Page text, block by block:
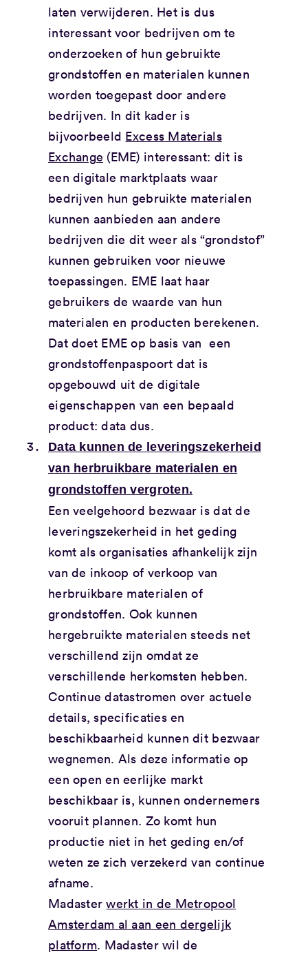
laten verwijderen. Het is dus
interessant voor bedrijven om te
onderzoeken of hun gebruikte
grondstoffen en materialen kunnen
worden toegepast door andere
bedrijven. In dit kader is
bijvoorbeeld Excess Materials
Exchange (EME) interessant: dit is
een digitale marktplaats waar
bedrijven hun gebruikte materialen
kunnen aanbieden aan andere
bedrijven die dit weer als “grondstof”
kunnen gebruiken voor nieuwe
toepassingen. EME laat haar
gebruikers de waarde van hun
materialen en producten berekenen.
Dat doet EME op basis van een
grondstoffenpaspoort dat is
opgebouwd uit de digitale
eigenschappen van een bepaald
product: data dus.
Data kunnen de leveringszekerheid
van herbruikbare materialen en
grondstoffen vergroten.
Een veelgehoord bezwaar is dat de
leveringszekerheid in het geding
komt als organisaties afhankelijk zijn
van de inkoop of verkoop van
herbruikbare materialen of
grondstoffen. Ook kunnen
hergebruikte materialen steeds net
verschillend zijn omdat ze
verschillende herkomsten hebben.
Continue datastromen over actuele
details, specificaties en
beschikbaarheid kunnen dit bezwaar
wegnemen. Als deze informatie op
een open en eerlijke markt
beschikbaar is, kunnen ondernemers
vooruit plannen. Zo komt hun
productie niet in het geding en/of
weten ze zich verzekerd van continue
afname.
Madasterwerkt in de Metropool
Amsterdam al aan een dergelijk
platform. Madaster wil de